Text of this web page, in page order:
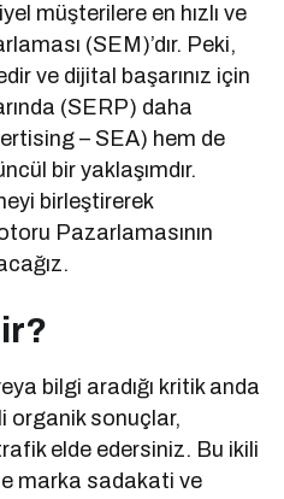
müşterilere en hızlı ve
(SEM)’dır. Peki,
ve dijital başarınız için
(SERP) daha
– SEA) hem de
bir yaklaşımdır.
birleştirerek
Pazarlamasının
bilgi aradığı kritik anda
organik sonuçlar,
elde edersiniz. Bu ikili
marka sadakati ve